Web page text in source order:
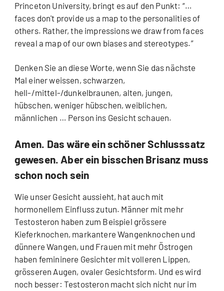
Princeton University, bringt es auf den Punkt: “…
faces don't provide us a map to the personalities of
others. Rather, the impressions we draw from faces
reveal a map of our own biases and stereotypes.”
Denken Sie an diese Worte, wenn Sie das nächste
Mal einer weissen, schwarzen,
hell-/mittel-/dunkelbraunen, alten, jungen,
hübschen, weniger hübschen, weiblichen,
männlichen … Person ins Gesicht schauen.
Amen. Das wäre ein schöner Schlusssatz
gewesen. Aber ein bisschen Brisanz muss
schon noch sein
Wie unser Gesicht aussieht, hat auch mit
hormonellem Einfluss zutun. Männer mit mehr
Testosteron haben zum Beispiel grössere
Kieferknochen, markantere Wangenknochen und
dünnere Wangen, und Frauen mit mehr Östrogen
haben femininere Gesichter mit volleren Lippen,
grösseren Augen, ovaler Gesichtsform. Und es wird
noch besser: Testosteron macht sich nicht nur im